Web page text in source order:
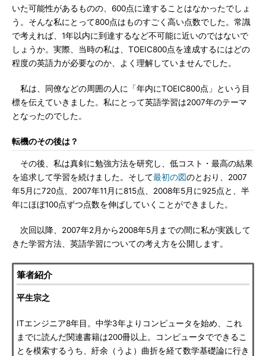
いた可能性があるものの、600点に達することはなかったでしょ
う。そんな私にとって800点はものすごく高い点数でした。常識
で考えれば、1年以内に到達するなど不可能に近いのではないで
しょうか。実際、当時の私は、TOEIC800点を達成するにはどの
程度の英語力が必要なのか、よく理解していませんでした。
私は、同僚などの周囲の人に「年内にTOEIC800点」という目
標を伝えていきました。私にとって英語学習は2007年のテーマ
となったのでした。
転機のその後は？
その後、私は真剣に勉強方法を研究し、低コスト・最高の結果
を追求して学習を続けました。そして最初の図のとおり、2007
年5月に720点、2007年11月に815点、2008年5月に925点と、半
年にほぼ100点ずつ点数を伸ばしていくことができました。
次回以降、2007年2月から2008年5月までの間に私が実践して
きた学習方法、英語学習についての考え方を公開します。
筆者紹介
平生宗之
ITエンジニア8年目。中学3年よりコンピュータを始め、これ
までに読んだ関連書籍は200冊以上。コンピュータでできるこ
とを模索するうち、紆余（うよ）曲折を経て数学基礎論に行き